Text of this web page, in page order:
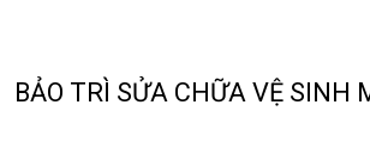
BẢO TRÌ SỬA CHỮA VỆ SINH